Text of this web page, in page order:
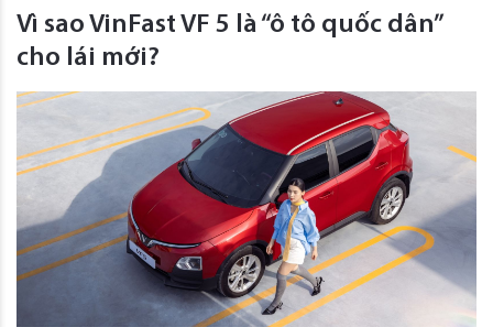
Vì sao VinFast VF 5 là “ô tô quốc dân”
cho lái mới?